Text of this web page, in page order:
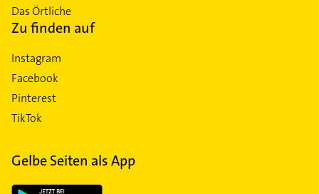
Das Örtliche
Zu finden auf
Instagram
Facebook
Pinterest
TikTok
Gelbe Seiten als App